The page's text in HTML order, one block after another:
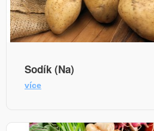
Sodík (Na)
více